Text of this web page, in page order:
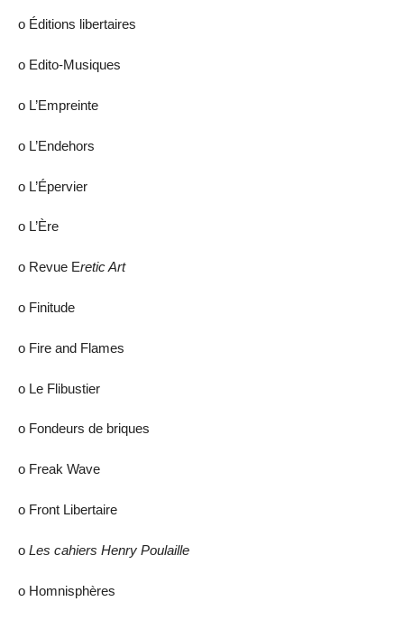
ο Éditions libertaires
ο Edito-Musiques
ο L’Empreinte
ο L’Endehors
ο L’Épervier
ο L’Ère
ο Revue Eretic Art
ο Finitude
ο Fire and Flames
ο Le Flibustier
ο Fondeurs de briques
ο Freak Wave
ο Front Libertaire
ο Les cahiers Henry Poulaille
ο Homnisphères